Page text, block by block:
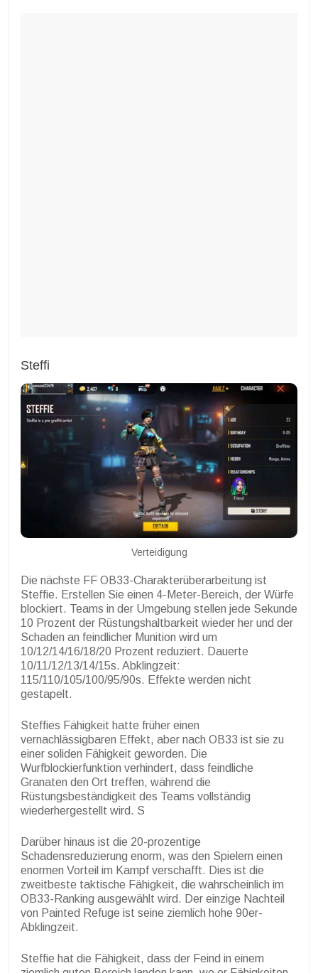
Steffi
Verteidigung
Die nächste FF OB33-Charakterüberarbeitung ist
Steffie. Erstellen Sie einen 4-Meter-Bereich, der Würfe
blockiert. Teams in der Umgebung stellen jede Sekunde
10 Prozent der Rüstungshaltbarkeit wieder her und der
Schaden an feindlicher Munition wird um
10/12/14/16/18/20 Prozent reduziert. Dauerte
10/11/12/13/14/15s. Abklingzeit:
115/110/105/100/95/90s. Effekte werden nicht
gestapelt.
Steffies Fähigkeit hatte früher einen
vernachlässigbaren Effekt, aber nach OB33 ist sie zu
einer soliden Fähigkeit geworden. Die
Wurfblockierfunktion verhindert, dass feindliche
Granaten den Ort treffen, während die
Rüstungsbeständigkeit des Teams vollständig
wiederhergestellt wird. S
Darüber hinaus ist die 20-prozentige
Schadensreduzierung enorm, was den Spielern einen
enormen Vorteil im Kampf verschafft. Dies ist die
zweitbeste taktische Fähigkeit, die wahrscheinlich im
OB33-Ranking ausgewählt wird. Der einzige Nachteil
von Painted Refuge ist seine ziemlich hohe 90er-
Abklingzeit.
Steffie hat die Fähigkeit, dass der Feind in einem